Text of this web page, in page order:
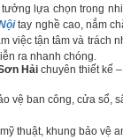
lựa chọn trong
tay nghề cao, nắm
việc tận tâm và trách
ra nhanh chóng.
Hải chuyên thiết kế
vệ ban công, cửa sổ,
thuật, khung bảo vệ